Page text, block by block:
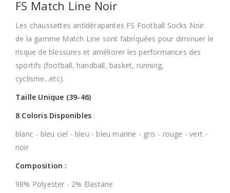
FS Match Line Noir
Les chaussettes antidérapantes FS Football Socks Noir
de la gamme Match Line sont fabriquées pour diminuer le
risque de blessures et améliorer les performances des
sportifs (football, handball, basket, running,
cyclisme...etc).
Taille Unique (39-46)
8 Coloris Disponibles :
blanc - bleu ciel - bleu - bleu marine - gris - rouge - vert -
noir
Composition :
98% Polyester - 2% Elastane